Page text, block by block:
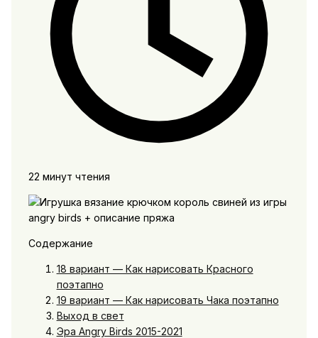
22 минут чтения
Содержание
18 вариант — Как нарисовать Красного
поэтапно
19 вариант — Как нарисовать Чака поэтапно
Выход в свет
Эра Angry Birds 2015-2021